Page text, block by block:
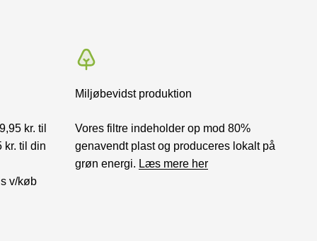
kr. til
kr. til din
v/køb
Miljøbevidst produktion
Vores filtre indeholder op mod 80%
genavendt plast og produceres lokalt på
grøn energi. Læs mere her